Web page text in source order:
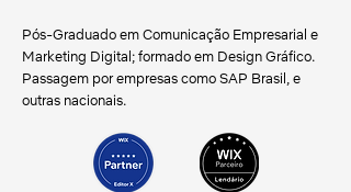
Pós-Graduado em Comunicação Empresarial e
Marketing Digital; formado em Design Gráfico.
Passagem por empresas como SAP Brasil, e
outras nacionais.